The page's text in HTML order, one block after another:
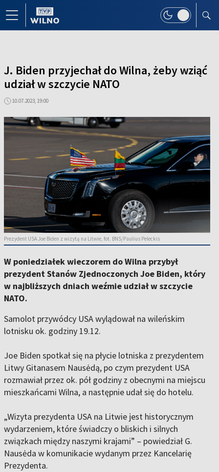
J. Biden przyjechał do Wilna, żeby wziąć
udział w szczycie NATO
10.07.2023, 19:00
Prezydent USA Joe Biden z wizytą na Litwie, fot. BNS/Paulius Peleckis
W poniedziałek wieczorem do Wilna przybył
prezydent Stanów Zjednoczonych Joe Biden, który
w najbliższych dniach weźmie udział w szczycie
NATO.
Samolot przywódcy USA wylądował na wileńskim
lotnisku ok. godziny 19.12.
Joe Biden spotkał się na płycie lotniska z prezydentem
Litwy Gitanasem Nausėdą, po czym prezydent USA
rozmawiał przez ok. pół godziny z obecnymi na miejscu
mieszkańcami Wilna, a następnie udał się do hotelu.
„Wizyta prezydenta USA na Litwie jest historycznym
wydarzeniem, które świadczy o bliskich i silnych
związkach między naszymi krajami” – powiedział G.
Nausėda w komunikacie wydanym przez Kancelarię
Prezydenta.